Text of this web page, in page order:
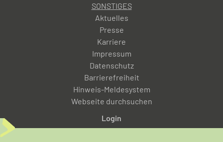
SONSTIGES
Aktuelles
Presse
Karriere
Impressum
Datenschutz
Barrierefreiheit
Hinweis-Meldesystem
Webseite durchsuchen
Login